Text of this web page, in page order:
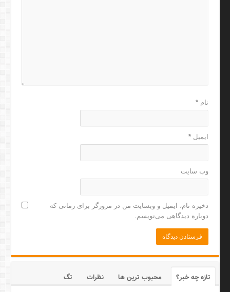
نام*
ایمیل*
وب‌ سایت
ذخیره نام، ایمیل و وبسایت من در مرورگر برای زمانی که
دوباره دیدگاهی می‌نویسم.
تازه چه خبر؟ محبوب ترین ها نظرات
تگ